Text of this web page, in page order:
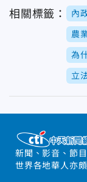
相關標籤： 內
農
為
立
新聞、影音、節
世界各地華人亦